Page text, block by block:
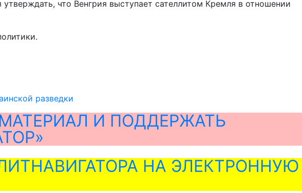
что Венгрия выступает сателлитом Кремля в отношении
разведки
И ПОДДЕРЖАТЬ
НА ЭЛЕКТРОННУЮ